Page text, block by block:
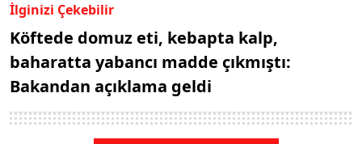
İlginizi Çekebilir
Köftede domuz eti, kebapta kalp,
baharatta yabancı madde çıkmıştı:
Bakandan açıklama geldi